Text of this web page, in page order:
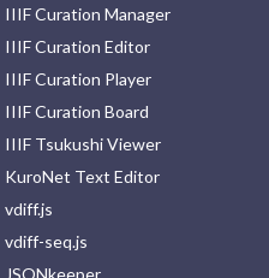
IIIF Curation Manager
IIIF Curation Editor
IIIF Curation Player
IIIF Curation Board
IIIF Tsukushi Viewer
KuroNet Text Editor
vdiff.js
vdiff-seq.js